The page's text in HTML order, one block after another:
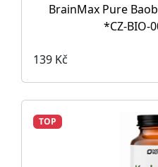
BrainMax Pure
*CZ-BIO-
139 Kč
TOP